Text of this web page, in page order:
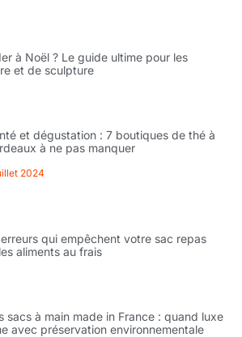
à Noël ? Le guide ultime pour les
et de sculpture
et dégustation : 7 boutiques de thé à
à ne pas manquer
2024
qui empêchent votre sac repas
aliments au frais
sacs à main made in France : quand luxe
avec préservation environnementale